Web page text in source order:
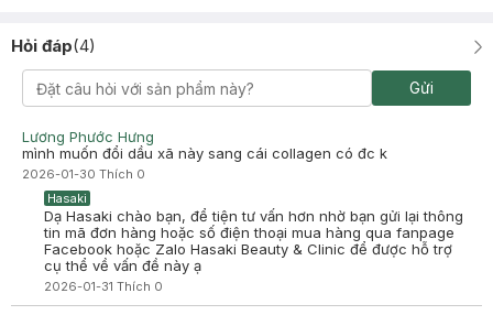
Hỏi đáp(4)
Gửi
Lương Phước Hưng
mình muốn đổi dầu xã này sang cái collagen có đc k
2026-01-30 Thích 0
Hasaki
Dạ Hasaki chào bạn, để tiện tư vấn hơn nhờ bạn gửi lại thông
tin mã đơn hàng hoặc số điện thoại mua hàng qua fanpage
Facebook hoặc Zalo Hasaki Beauty & Clinic để được hỗ trợ
cụ thể về vấn đề này ạ
2026-01-31 Thích 0